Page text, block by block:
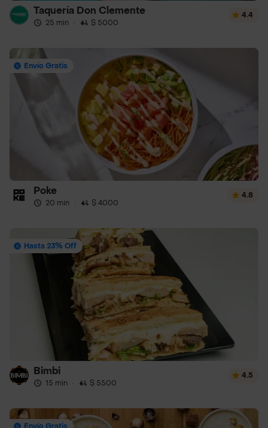
Taquería Don Clemente
25 min · $ 5000
4.4
Envío Gratis
Poke
20 min · $ 4000
4.8
Hasta 23% Off
Bimbi
15 min · $ 5500
4.5